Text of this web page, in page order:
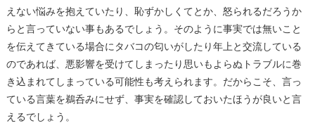
えない悩みを抱えていたり、恥ずかしくてとか、怒られるだろうか
らと言っていない事もあるでしょう。そのように事実では無いこと
を伝えてきている場合にタバコの匂いがしたり年上と交流している
のであれば、悪影響を受けてしまったり思いもよらぬトラブルに巻
き込まれてしまっている可能性も考えられます。だからこそ、言っ
ている言葉を鵜呑みにせず、事実を確認しておいたほうが良いと言
えるでしょう。